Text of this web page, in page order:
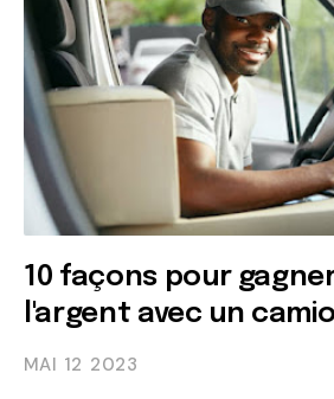
10 façons pour
l'argent avec un
MAI 12 2023